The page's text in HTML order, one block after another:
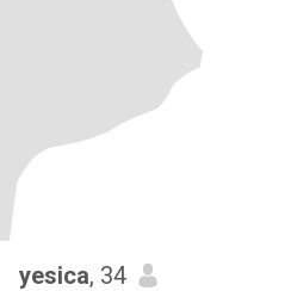
yesica, 34